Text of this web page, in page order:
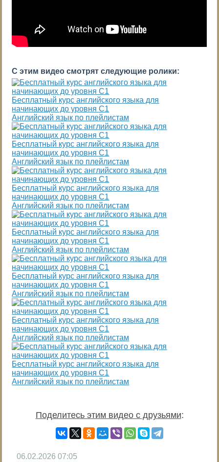
С этим видео смотрят следующие ролики:
Бесплатный курс английского языка для
начинающих до уровня С1
Английский язык по плейлистам
Бесплатный курс английского языка для
начинающих до уровня С1
Английский язык по плейлистам
Бесплатный курс английского языка для
начинающих до уровня С1
Английский язык по плейлистам
Бесплатный курс английского языка для
начинающих до уровня С1
Английский язык по плейлистам
Бесплатный курс английского языка для
начинающих до уровня С1
Английский язык по плейлистам
Бесплатный курс английского языка для
начинающих до уровня С1
Английский язык по плейлистам
Бесплатный курс английского языка для
начинающих до уровня С1
Английский язык по плейлистам
Поделитесь этим видео с друзьями:
06.02.2026 07:05